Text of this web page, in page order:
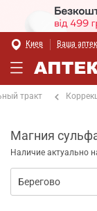
Киев Ваша
тракт
Магния
Наличие актуально